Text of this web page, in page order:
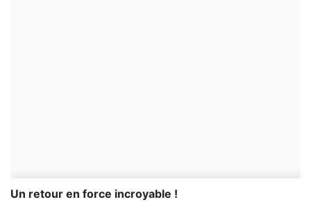
Un retour en force incroyable !